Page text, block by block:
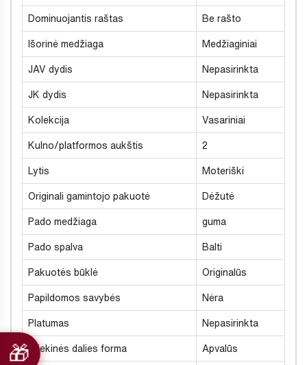
Dominuojantis raštas Be rašto
Išorinė medžiaga Medžiaginiai
JAV dydis Nepasirinkta
JK dydis Nepasirinkta
Kolekcija Vasariniai
Kulno/platformos aukštis 2
Lytis Moteriški
Originali gamintojo pakuotė Dėžutė
Pado medžiaga guma
Pado spalva Balti
Pakuotės būklė Originalūs
Papildomos savybės Nėra
Platumas Nepasirinkta
Priekinės dalies forma Apvalūs